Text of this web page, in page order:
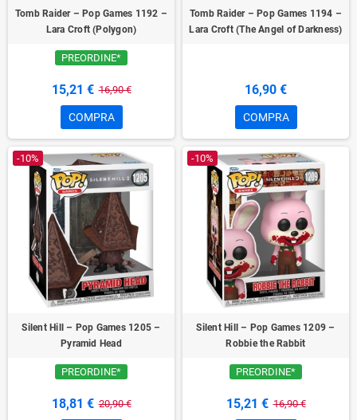
Tomb Raider – Pop Games 1192 –
Lara Croft (Polygon)
PREORDINE*
15,21 € 16,90 €
COMPRA
Tomb Raider – Pop Games 1194 –
Lara Croft (The Angel of Darkness)
16,90 €
COMPRA
-10%
Silent Hill – Pop Games 1205 –
Pyramid Head
PREORDINE*
18,81 € 20,90 €
-10%
Silent Hill – Pop Games 1209 –
Robbie the Rabbit
PREORDINE*
15,21 € 16,90 €